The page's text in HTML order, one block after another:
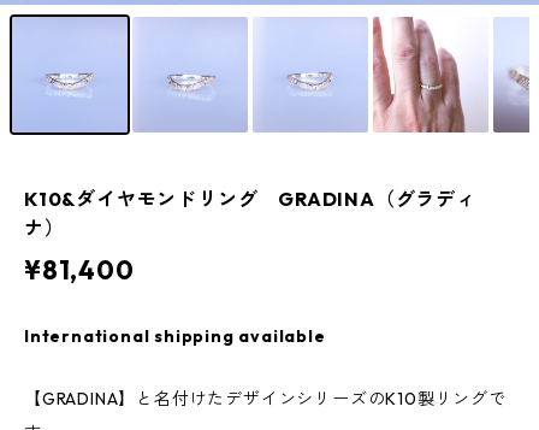
K10&ダイヤモンドリング GRADINA（グラディ
ナ）
¥81,400
International shipping available
【GRADINA】と名付けたデザインシリーズのK10製リングで